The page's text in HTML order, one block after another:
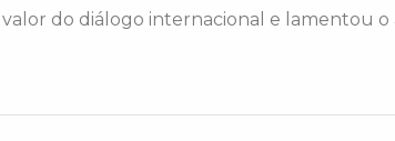
do diálogo internacional e lamentou